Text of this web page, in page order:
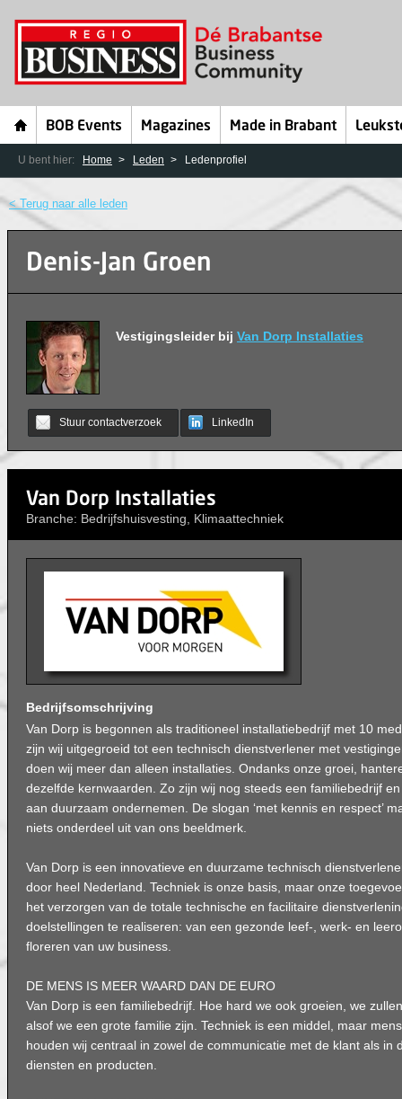
BOB Events Magazines Made in Brabant
U bent hier: Home Leden Ledenprofiel
< Terug naar alle leden
Denis-Jan Groen
Vestigingsleider bij Van Dorp Installaties
Stuur contactverzoek LinkedIn
Van Dorp Installaties
Branche: Bedrijfshuisvesting, Klimaattechniek
Bedrijfsomschrijving
Van Dorp is begonnen als traditioneel installatiebedrijf met 10
zijn wij uitgegroeid tot een technisch dienstverlener met
doen wij meer dan alleen installaties. Ondanks onze groei,
dezelfde kernwaarden. Zo zijn wij nog steeds een familiebedrijf
aan duurzaam ondernemen. De slogan ‘met kennis en respect’
niets onderdeel uit van ons beeldmerk.
Van Dorp is een innovatieve en duurzame technisch
door heel Nederland. Techniek is onze basis, maar onze
het verzorgen van de totale technische en facilitaire
doelstellingen te realiseren: van een gezonde leef-, werk- en
floreren van uw business.
DE MENS IS MEER WAARD DAN DE EURO
Van Dorp is een familiebedrijf. Hoe hard we ook groeien, we
alsof we een grote familie zijn. Techniek is een middel, maar
houden wij centraal in zowel de communicatie met de klant als in
diensten en producten.